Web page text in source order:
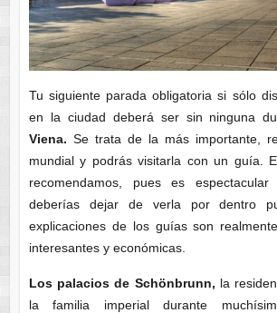
Tu siguiente parada obligatoria si sólo
en la ciudad deberá ser sin ninguna
Viena. Se trata de la más importante,
mundial y podrás visitarla con un guía.
recomendamos, pues es
deberías dejar de verla por dentro
explicaciones de los guías son
interesantes y económicas.
Los palacios de Schönbrunn, la
la familia imperial durante